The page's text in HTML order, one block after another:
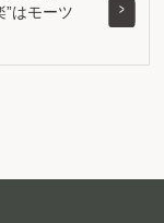
はモーツ